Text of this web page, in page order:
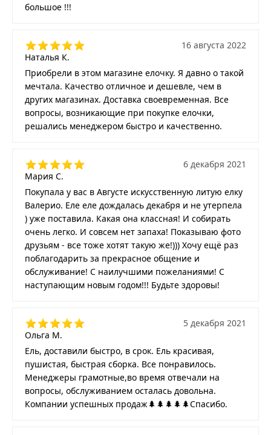
большое !!!
Наталья К.
16 августа 2022
Приобрели в этом магазине елочку. Я давно о такой
мечтала. Качество отличное и дешевле, чем в
других магазинах. Доставка своевременная. Все
вопросы, возникающие при покупке елочки,
решались менеджером быстро и качественно.
Мария С.
6 декабря 2021
Покупала у вас в Августе искусственную литую елку
Валерио. Еле еле дождалась декабря и не утерпела
) уже поставила. Какая она классная! И собирать
очень легко. И совсем нет запаха! Показываю фото
друзьям - все тоже хотят такую же!))) Хочу ещё раз
поблагодарить за прекрасное общение и
обслуживание! С наилучшими пожеланиями! С
наступающим новым годом!!! Будьте здоровы!
Ольга М.
5 декабря 2021
Ель, доставили быстро, в срок. Ель красивая,
пушистая, быстрая сборка. Все понравилось.
Менеджеры грамотные,во время отвечали на
вопросы, обслуживанием осталась довольна.
Компании успешных продаж🌲🌲🌲🌲🌲Спасибо.